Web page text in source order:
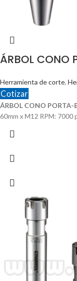
ÁRBOL CONO
Herramienta de corte,
Cotizar
ÁRBOL CONO PORTA-
60mm x M12 RPM: